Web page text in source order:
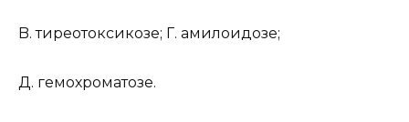
B. тиреотоксикозе; Г. амилоидозе;
Д. гемохроматозе.